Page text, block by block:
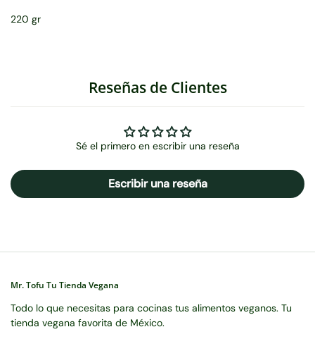
220 gr
Reseñas de Clientes
Sé el primero en escribir una reseña
Escribir una reseña
Mr. Tofu Tu Tienda Vegana
Todo lo que necesitas para cocinas tus alimentos veganos. Tu
tienda vegana favorita de México.